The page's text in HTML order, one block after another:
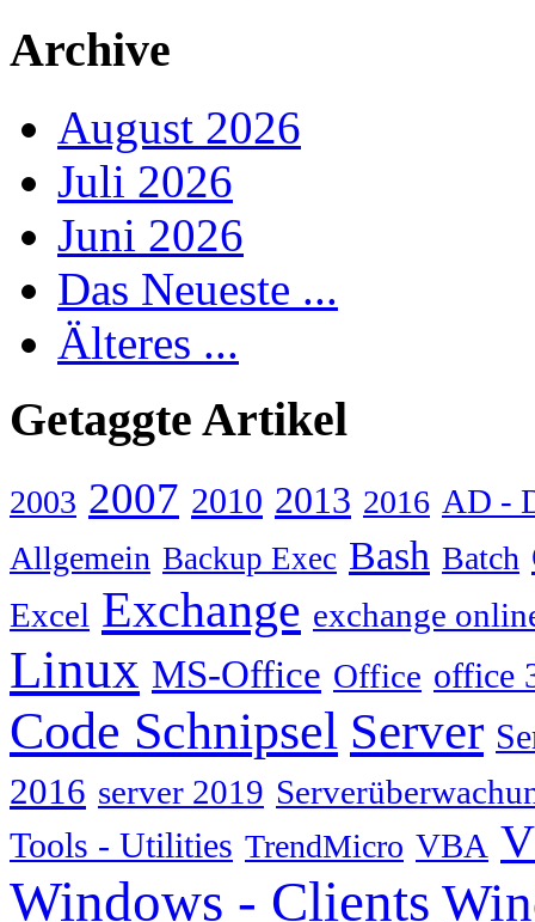
Archive
August 2026
Juli 2026
Juni 2026
Das Neueste ...
Älteres ...
Getaggte Artikel
2003 2007 2010 2013 2016 AD -
Allgemein Backup Exec Bash Batch
Excel Exchange exchange
Linux MS-Office Office office
Code Schnipsel Server
2016 server 2019
Tools - Utilities TrendMicro VBA
Windows - Clients